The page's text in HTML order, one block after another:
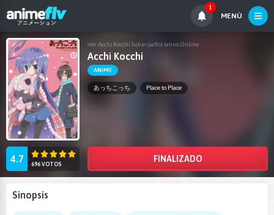
1
MENÚ
Ver Acchi Kocchi Sub español latino Online
Acchi Kocchi
ANIME
あっちこっち Place to Place
4.7 696 VOTOS
FINALIZADO
Sinopsis